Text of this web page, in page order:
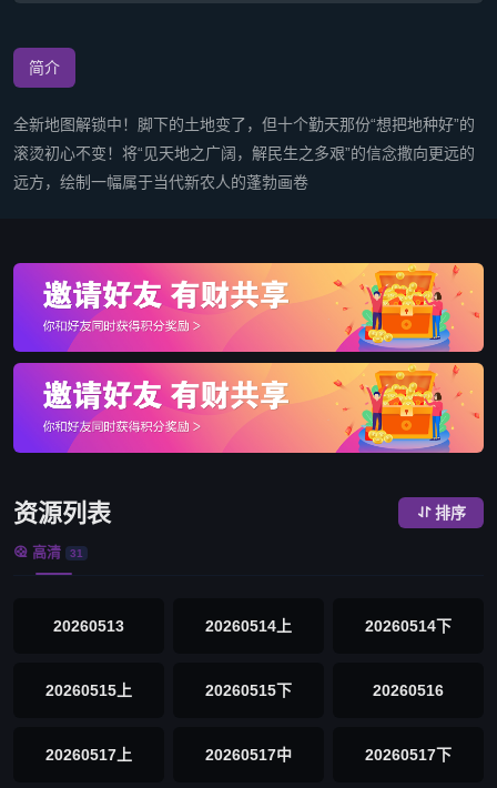
简介
全新地图解锁中！脚下的土地变了，但十个勤天那份“想把地种好”的
滚烫初心不变！将“见天地之广阔，解民生之多艰”的信念撒向更远的
远方，绘制一幅属于当代新农人的蓬勃画卷
资源列表  排序
 高清 31
20260513 20260514上 20260514下
20260515上 20260515下 20260516
20260517上 20260517中 20260517下